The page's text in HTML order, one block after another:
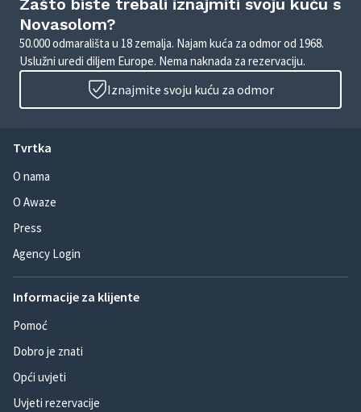
Zašto biste trebali iznajmiti svoju kuću s
Novasolom?
50.000 odmarališta u 18 zemalja. Najam kuća za odmor od 1968.
Uslužni uredi diljem Europe. Nema naknada za rezervaciju.
Iznajmite svoju kuću za odmor
Tvrtka
O nama
O Awaze
Press
Agency Login
Informacije za klijente
Pomoć
Dobro je znati
Opći uvjeti
Uvjeti rezervacije